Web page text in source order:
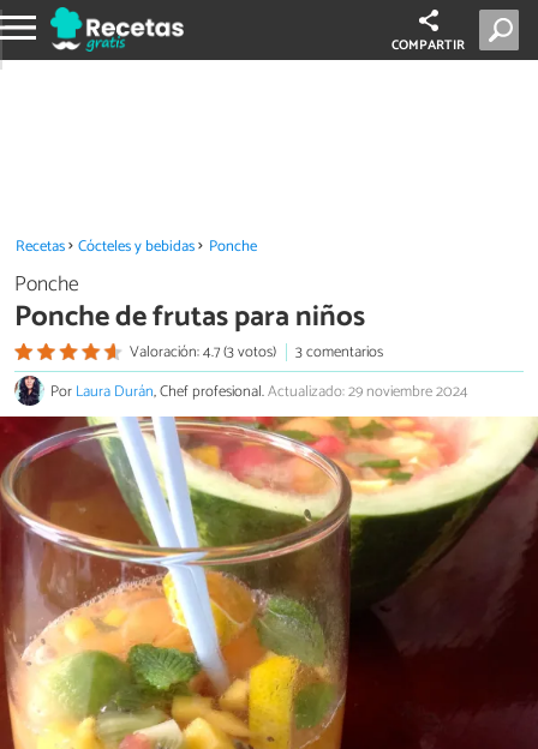
COMPARTIR
Recetas Cócteles y bebidas Ponche
Ponche
Ponche de frutas para niños
Valoración: 4.7 (3 votos)
3 comentarios
PorLaura Durán, Chef profesional.Actualizado: 29 noviembre 2024